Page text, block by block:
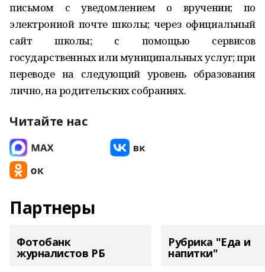
письмом с уведомлением о вручении; по
электронной почте школы; через официальный
сайт школы; с помощью сервисов
государственных или муниципальных услуг; при
переводе на следующий уровень образования
лично, на родительских собраниях.
Читайте нас
Партнеры
Фотобанк
журналистов РБ
Рубрика "Еда и
напитки"